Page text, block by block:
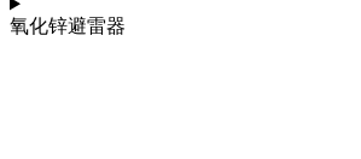
氧化锌避雷器